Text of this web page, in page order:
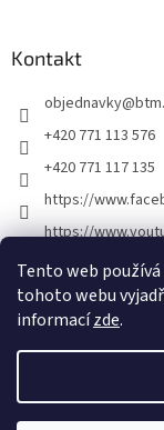
Tento web
tohoto webu
informacízde.
Kontakt
objednavky@
+420 771 113 576
+420 771 117 135
https://
https://